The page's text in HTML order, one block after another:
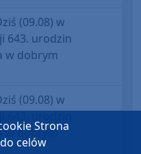
(09.08) w
643. urodzin
w dobrym
(09.08) w
w dobrym
Strona
celów